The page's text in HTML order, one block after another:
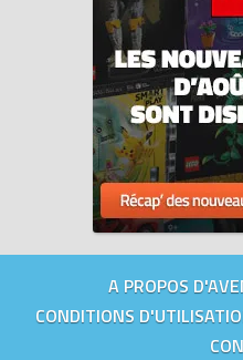
A PROPOS
CONDITIONS